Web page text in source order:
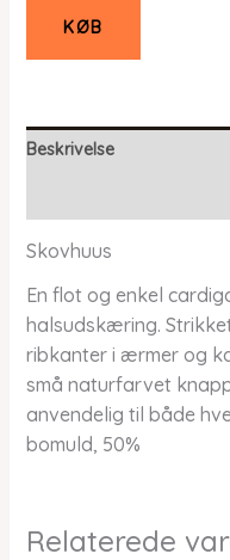
KØB
Beskrivelse
Skovhuus
En flot og enkel
halsudskæring.
ribkanter i ærmer og
små naturfarvet
anvendelig til både
bomuld, 50%
Relaterede